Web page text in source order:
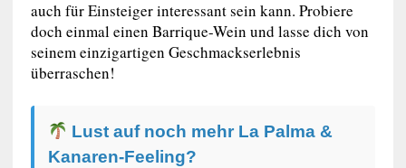
auch für Einsteiger interessant sein kann. Probiere
doch einmal einen Barrique-Wein und lasse dich von
seinem einzigartigen Geschmackserlebnis
überraschen!
Lust auf noch mehr La Palma &
Kanaren-Feeling?